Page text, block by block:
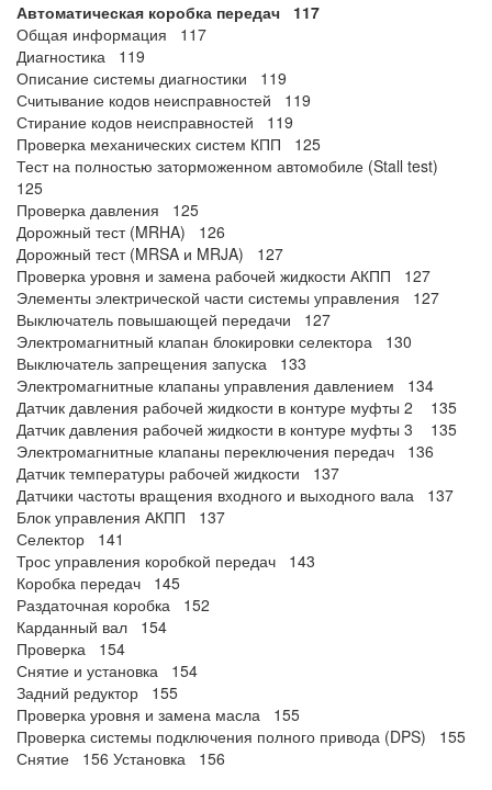
Автоматическая коробка передач 117
Общая информация 117
Диагностика 119
Описание системы диагностики 119
Считывание кодов неисправностей 119
Стирание кодов неисправностей 119
Проверка механических систем КПП 125
Тест на полностью заторможенном автомобиле (Stall test)
125
Проверка давления 125
Дорожный тест (MRHA) 126
Дорожный тест (MRSA и MRJA) 127
Проверка уровня и замена рабочей жидкости АКПП 127
Элементы электрической части системы управления 127
Выключатель повышающей передачи 127
Электромагнитный клапан блокировки селектора 130
Выключатель запрещения запуска 133
Электромагнитные клапаны управления давлением 134
Датчик давления рабочей жидкости в контуре муфты 2 135
Датчик давления рабочей жидкости в контуре муфты 3 135
Электромагнитные клапаны переключения передач 136
Датчик температуры рабочей жидкости 137
Датчики частоты вращения входного и выходного вала 137
Блок управления АКПП 137
Селектор 141
Трос управления коробкой передач 143
Коробка передач 145
Раздаточная коробка 152
Карданный вал 154
Проверка 154
Снятие и установка 154
Задний редуктор 155
Проверка уровня и замена масла 155
Проверка системы подключения полного привода (DPS) 155
Снятие 156 Установка 156